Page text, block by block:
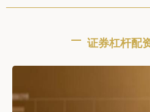
证券杠杆配